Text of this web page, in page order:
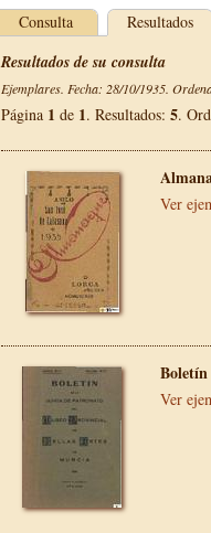
Consulta Resultados
Resultados de su consulta
Ejemplares. Fecha: 28/10/1935.
Página 1 de 1. Resultados: 5.
Ver
Ver